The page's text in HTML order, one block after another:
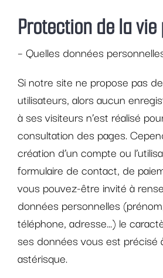
Protection de la
– Quelles données
Si notre site ne propose pas
utilisateurs, alors aucun
à ses visiteurs n’est réalisé
consultation des pages.
création d’un compte ou
formulaire de contact, de
vous pouvez-être invité à
données personnelles
téléphone, adresse…) le
ses données vous est précisé
astérisque.